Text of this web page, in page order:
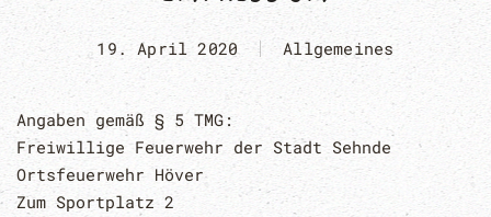
19. April 2020 Allgemeines
Angaben gemäß § 5 TMG:
Freiwillige Feuerwehr der Stadt Sehnde
Ortsfeuerwehr Höver
Zum Sportplatz 2